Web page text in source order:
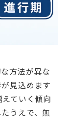
方法が異な
見込めます
ていく傾向
うえで、無